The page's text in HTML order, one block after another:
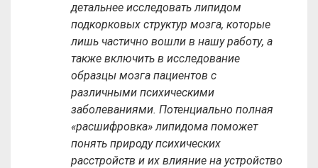
детальнее исследовать липидом
подкорковых структур мозга, которые
лишь частично вошли в нашу работу, а
также включить в исследование
образцы мозга пациентов с
различными психическими
заболеваниями. Потенциально полная
«расшифровка» липидома поможет
понять природу психических
расстройств и их влияние на устройство